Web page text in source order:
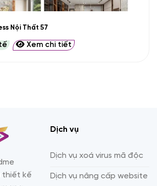
Nội Thất 57
Xem chi tiết
thiết kế
Dịch vụ
Dịch vụ xoá virus mã độc
Dịch vụ nâng cấp website